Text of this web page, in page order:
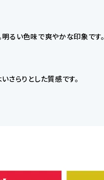
るい色味で爽やかな印象です。
さらりとした質感です。